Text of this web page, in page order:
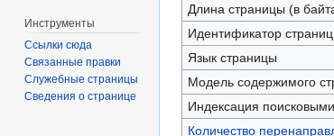
Длина страницы (в
Идентификатор
Язык страницы
Модель содержимого
Индексация
Количество
Инструменты
Ссылки сюда
Связанные правки
Служебные страницы
Сведения о странице